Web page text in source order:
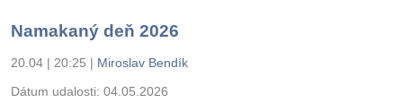
Namakaný deň 2026
20.04 | 20:25 | Miroslav Bendík
Dátum udalosti: 04.05.2026